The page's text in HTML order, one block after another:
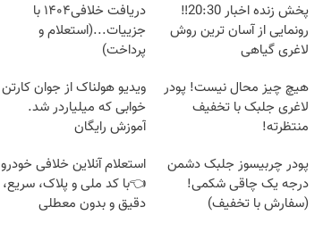
پخش زنده اخبار 20:30‼️
رونمایی از آسان ترین روش
لاغری گیاهی
دریافت خلافی۱۴۰۴ با
جزییات...(استعلام و
پرداخت)
هیچ چیز محال نیست! پودر
لاغری جلبک با تخفیف
منتظرته!
ویدیو هولناک از جوان کارتن
خوابی که میلیاردر شد.
آموزش رایگان
پودر چربیسوز جلبک دشمن
درجه یک چاقی شکمی!
(سفارش با تخفیف)
استعلام آنلاین خلافی خودرو
👈با کد ملی و پلاک، سریع،
دقیق و بدون معطلی